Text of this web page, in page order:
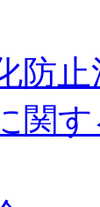
防
関